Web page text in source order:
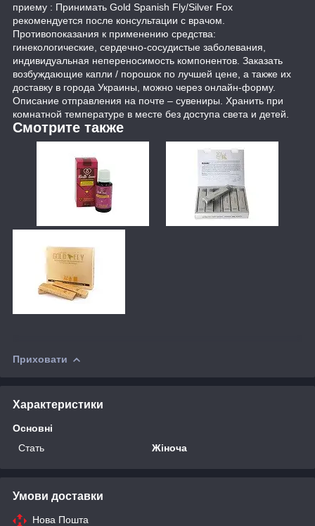
приему : Принимать Gold Spanish Fly/Silver Fox
рекомендуется после консультации с врачом.
Противопоказания к применению средства:
гинекологические, сердечно-сосудистые заболевания,
индивидуальная непереносимость компонентов. Заказать
возбуждающие капли / порошок по лучшей цене, а также их
доставку в города Украины, можно через онлайн-форму.
Описание отправления на почте – сувениры. Хранить при
комнатной температуре в месте без доступа света и детей.
Смотрите также
Приховати
Характеристики
Основні
Стать
Жіноча
Умови доставки
Нова Пошта